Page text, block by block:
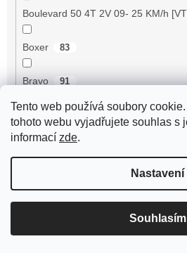
Tento web používá soubory
tohoto webu vyjadřujete souhlas s
informací zde.
Nastavení
Souhlasím
Boulevard 50 4T 2V 09- 25 KM/h
Boxer 83
Bravo 91
Breeze 125 ZN125T-D 89
72